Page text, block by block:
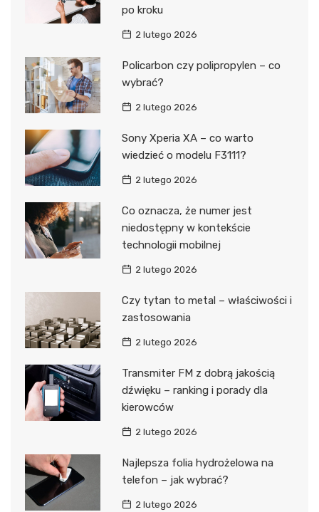
po kroku
2 lutego 2026
Policarbon czy polipropylen – co
wybrać?
2 lutego 2026
Sony Xperia XA – co warto
wiedzieć o modelu F3111?
2 lutego 2026
Co oznacza, że numer jest
niedostępny w kontekście
technologii mobilnej
2 lutego 2026
Czy tytan to metal – właściwości i
zastosowania
2 lutego 2026
Transmiter FM z dobrą jakością
dźwięku – ranking i porady dla
kierowców
2 lutego 2026
Najlepsza folia hydrożelowa na
telefon – jak wybrać?
2 lutego 2026